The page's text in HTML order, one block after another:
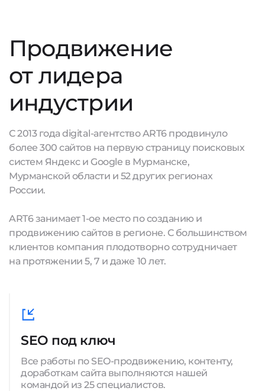
Продвижение
от лидера
индустрии
С 2013 года digital-агентство ART6 продвинуло
более 300 сайтов на первую страницу поисковых
систем Яндекс и Google в Мурманске,
Мурманской области и 52 других регионах
России.
ART6 занимает 1-ое место по созданию и
продвижению сайтов в регионе. С большинством
клиентов компания плодотворно сотрудничает
на протяжении 5, 7 и даже 10 лет.
SEO под ключ
Все работы по SEO-продвижению, контенту,
доработкам сайта выполняются нашей
командой из 25 специалистов.